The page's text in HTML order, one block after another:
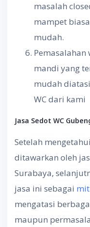
masalah
mampet
mudah.
mandi yang
mudah
WC dari kami
Jasa Sedot WC
Setelah
ditawarkan oleh
Surabaya,
jasa ini sebagai
mengatasi
maupun